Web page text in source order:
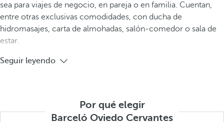
sea para viajes de negocio, en pareja o en familia. Cuentan,
entre otras exclusivas comodidades, con ducha de
hidromasajes, carta de almohadas, salón-comedor o sala de
estar.
Seguir leyendo
Por qué elegir
Barceló Oviedo Cervantes